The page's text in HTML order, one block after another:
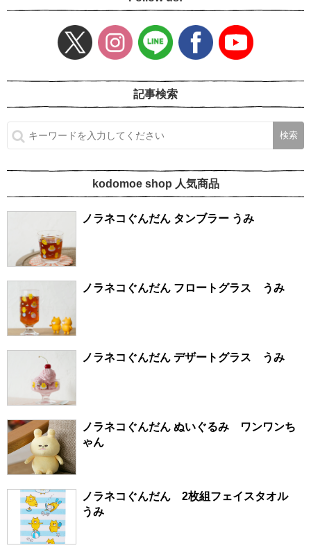
記事検索
kodomoe shop 人気商品
ノラネコぐんだん タンブラー うみ
ノラネコぐんだん フロートグラス うみ
ノラネコぐんだん デザートグラス うみ
ノラネコぐんだん ぬいぐるみ ワンワンち
ゃん
ノラネコぐんだん 2枚組フェイスタオル
うみ